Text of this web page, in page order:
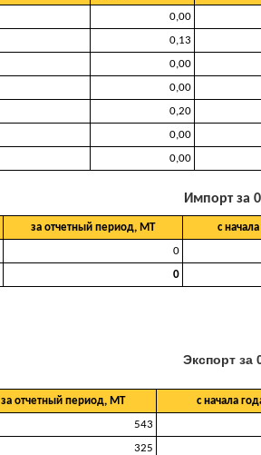
0,00
0,13
0,00
0,00
0,20
0,00
0,00
Импорт за
за отчетный период, МТ
с
0
0
Экспорт за
за отчетный период, МТ
с начала
543
325